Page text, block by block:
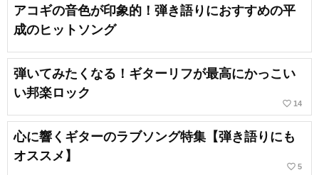
アコギの音色が印象的！弾き語りにおすすめの平
成のヒットソング
弾いてみたくなる！ギターリフが最高にかっこい
い邦楽ロック
favorite_border 14
心に響くギターのラブソング特集【弾き語りにも
オススメ】
favorite_border 5